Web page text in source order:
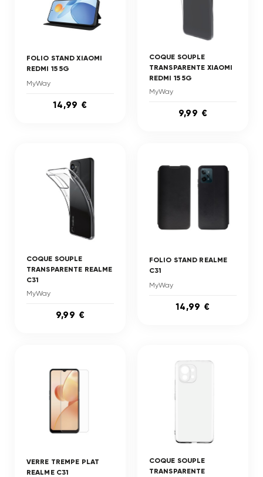
FOLIO STAND XIAOMI
REDMI 15 5G
MyWay
14,99 €
COQUE SOUPLE
TRANSPARENTE XIAOMI
REDMI 15 5G
MyWay
9,99 €
COQUE SOUPLE
TRANSPARENTE REALME
C31
MyWay
9,99 €
FOLIO STAND REALME
C31
MyWay
14,99 €
VERRE TREMPE PLAT
REALME C31
COQUE SOUPLE
TRANSPARENTE